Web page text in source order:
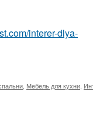
interer-dlya-
Мебель для кухни